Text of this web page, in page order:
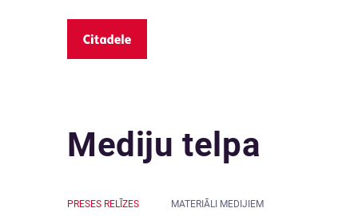
Mediju telpa
PRESES RELĪZES MATERIĀLI MEDIJIEM